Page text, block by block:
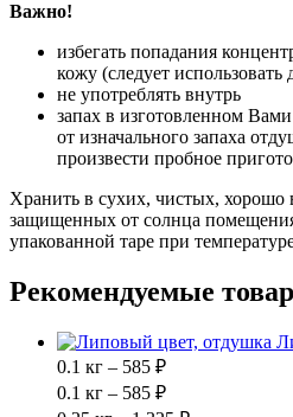
Важно!
избегать попадания
кожу (следует использовать
не употреблять внутрь
запах в изготовленном
от изначального запаха
произвести пробное
Хранить в сухих, чистых, хорошо
защищенных от солнца
упакованной таре при
Рекомендуемые
0.1 кг – 585 ₽
0.1 кг – 585 ₽